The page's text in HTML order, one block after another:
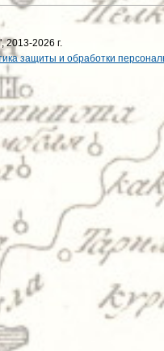
2013-2026 г.
защиты и обработки